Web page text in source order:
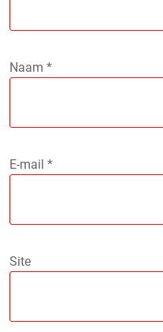
Naam *
E-mail *
Site